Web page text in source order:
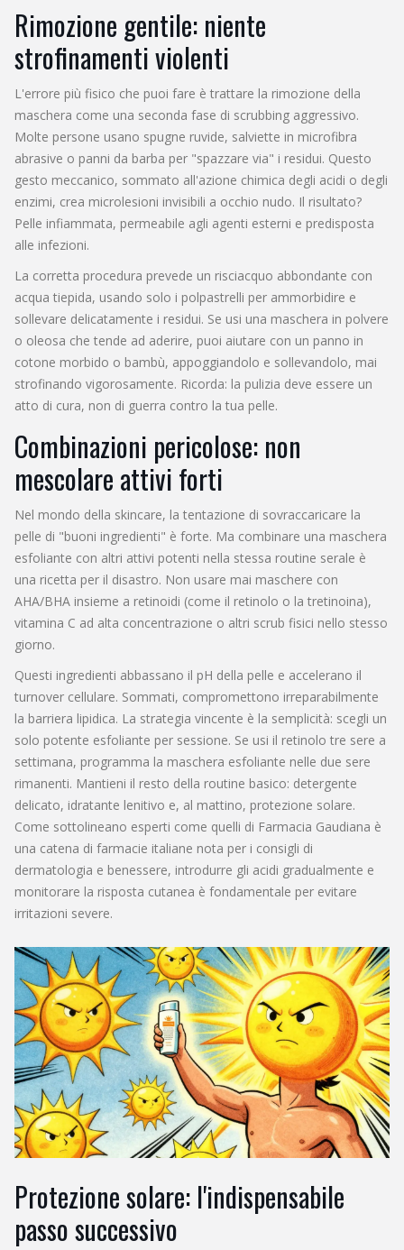
Rimozione gentile: niente
strofinamenti violenti
L'errore più fisico che puoi fare è trattare la rimozione della
maschera come una seconda fase di scrubbing aggressivo.
Molte persone usano spugne ruvide, salviette in microfibra
abrasive o panni da barba per "spazzare via" i residui. Questo
gesto meccanico, sommato all'azione chimica degli acidi o degli
enzimi, crea microlesioni invisibili a occhio nudo. Il risultato?
Pelle infiammata, permeabile agli agenti esterni e predisposta
alle infezioni.
La corretta procedura prevede un risciacquo abbondante con
acqua tiepida, usando solo i polpastrelli per ammorbidire e
sollevare delicatamente i residui. Se usi una maschera in polvere
o oleosa che tende ad aderire, puoi aiutare con un panno in
cotone morbido o bambù, appoggiandolo e sollevandolo, mai
strofinando vigorosamente. Ricorda: la pulizia deve essere un
atto di cura, non di guerra contro la tua pelle.
Combinazioni pericolose: non
mescolare attivi forti
Nel mondo della skincare, la tentazione di sovraccaricare la
pelle di "buoni ingredienti" è forte. Ma combinare una maschera
esfoliante con altri attivi potenti nella stessa routine serale è
una ricetta per il disastro. Non usare mai maschere con
AHA/BHA insieme a retinoidi (come il retinolo o la tretinoina),
vitamina C ad alta concentrazione o altri scrub fisici nello stesso
giorno.
Questi ingredienti abbassano il pH della pelle e accelerano il
turnover cellulare. Sommati, compromettono irreparabilmente
la barriera lipidica. La strategia vincente è la semplicità: scegli un
solo potente esfoliante per sessione. Se usi il retinolo tre sere a
settimana, programma la maschera esfoliante nelle due sere
rimanenti. Mantieni il resto della routine basico: detergente
delicato, idratante lenitivo e, al mattino, protezione solare.
Come sottolineano esperti come quelli di Farmacia Gaudiana è
una catena di farmacie italiane nota per i consigli di
dermatologia e benessere, introdurre gli acidi gradualmente e
monitorare la risposta cutanea è fondamentale per evitare
irritazioni severe.
Protezione solare: l'indispensabile
passo successivo